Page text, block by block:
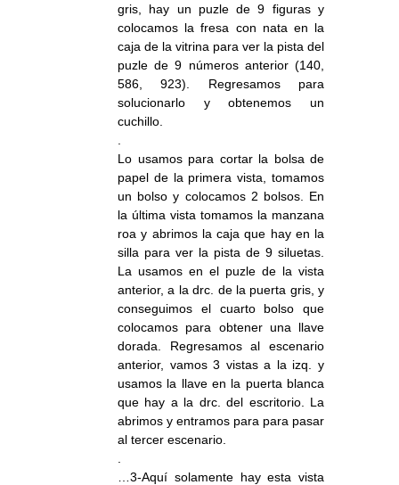
gris, hay un puzle de 9 figuras y
colocamos la fresa con nata en la
caja de la vitrina para ver la pista del
puzle de 9 números anterior (140,
586, 923). Regresamos para
solucionarlo y obtenemos un
cuchillo.
Lo usamos para cortar la bolsa de
papel de la primera vista, tomamos
un bolso y colocamos 2 bolsos. En
la última vista tomamos la manzana
roa y abrimos la caja que hay en la
silla para ver la pista de 9 siluetas.
La usamos en el puzle de la vista
anterior, a la drc. de la puerta gris, y
conseguimos el cuarto bolso que
colocamos para obtener una llave
dorada. Regresamos al escenario
anterior, vamos 3 vistas a la izq. y
usamos la llave en la puerta blanca
que hay a la drc. del escritorio. La
abrimos y entramos para para pasar
al tercer escenario.
…3-Aquí solamente hay esta vista